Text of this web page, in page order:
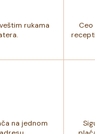
rukama
na jednom